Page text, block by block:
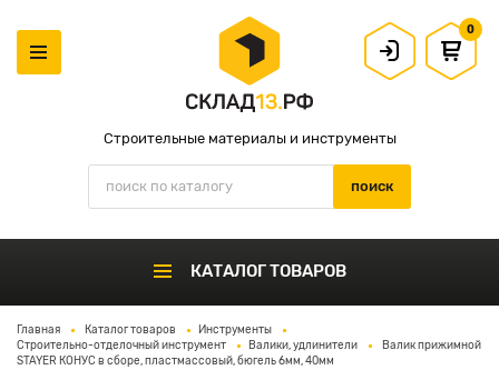
Строительные материалы и инструменты
0
КАТАЛОГ ТОВАРОВ
Главная Каталог товаров
Инструменты
Строительно-отделочный инструмент
Валики, удлинители
Валик прижимной
STAYER КОНУС в сборе, пластмассовый, бюгель 6мм, 40мм